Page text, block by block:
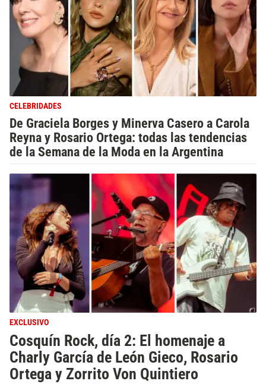
CELEBRIDADES
De Graciela Borges y Minerva Casero a Carola
Reyna y Rosario Ortega: todas las tendencias
de la Semana de la Moda en la Argentina
EXCLUSIVO
Cosquín Rock, día 2: El homenaje a
Charly García de León Gieco, Rosario
Ortega y Zorrito Von Quintiero